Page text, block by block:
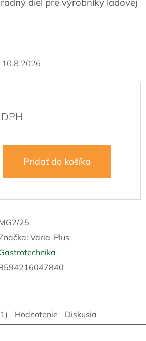
10.8.2026
Pridať do košíka
25
Varia-Plus
Hodnotenie Diskusia